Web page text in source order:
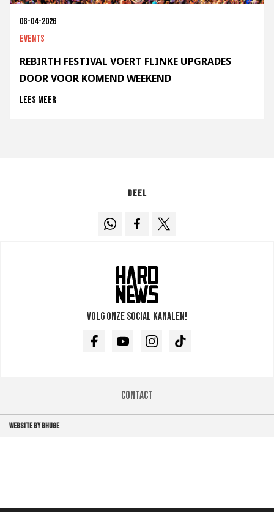
06-04-2026
Events
REBIRTH FESTIVAL VOERT FLINKE UPGRADES
DOOR VOOR KOMEND WEEKEND
Lees meer
Deel
Volg onze social kanalen!
FacebookYoutubeInstagramTikTok
Contact
WEBSITE BY BHUGE